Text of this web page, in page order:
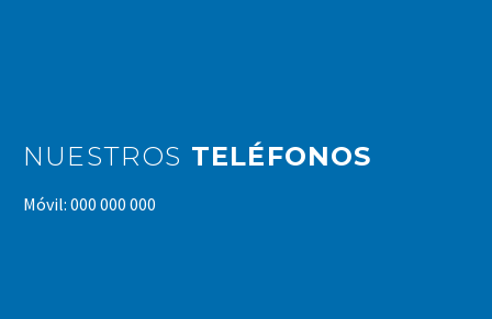
NUESTROS TELÉFONOS
Móvil: 000 000 000